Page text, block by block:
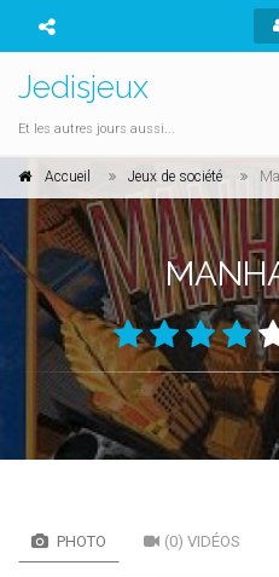
Jedisjeux
Et les autres jours aussi...
Accueil Jeux de société
PHOTO (0) VIDÉOS